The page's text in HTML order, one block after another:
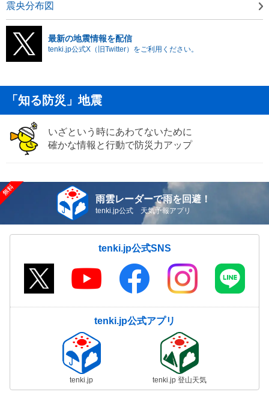
震央分布図
最新の地震情報を配信
tenki.jp公式X（旧Twitter）をご利用ください。
「知る防災」地震
いざという時にあわてないために
確かな情報と行動で防災力アップ
雨雲レーダーで雨を回避！
tenki.jp公式 天気予報アプリ
tenki.jp公式SNS
tenki.jp公式アプリ
tenki.jp tenki.jp 登山天気